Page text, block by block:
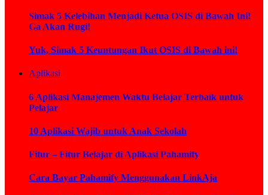
Simak 5 Kelebihan Menjadi Ketua OSIS di Bawah Ini!
Ga Akan Rugi!
Yuk, Simak 5 Keuntungan Ikut OSIS di Bawah ini!
Aplikasi
6 Aplikasi Manajemen Waktu Belajar Terbaik untuk
Pelajar
10 Aplikasi Wajib untuk Anak Sekolah
Fitur – Fitur Belajar di Aplikasi Pahamify
Cara Bayar Pahamify Menggunakan LinkAja